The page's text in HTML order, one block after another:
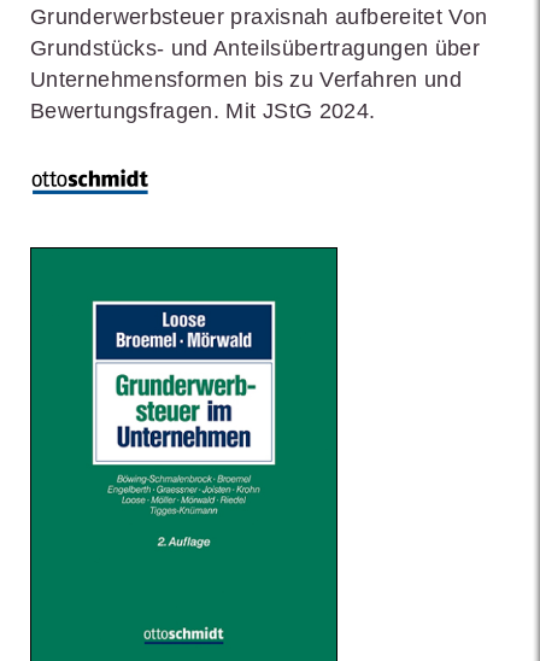
Grunderwerbsteuer praxisnah aufbereitet Von
Grundstücks- und Anteilsübertragungen über
Unternehmensformen bis zu Verfahren und
Bewertungsfragen. Mit JStG 2024.